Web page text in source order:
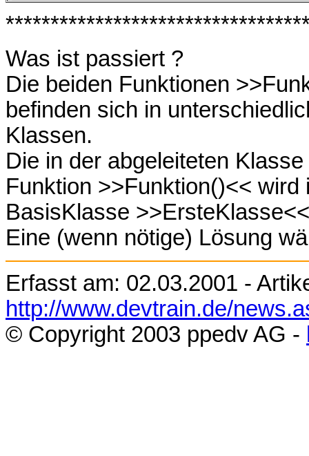
Was ist passiert ?
Die beiden Funktionen
befinden sich in
Klassen.
Die in der abgeleiteten
Funktion >>Funktion()<< wird
BasisKlasse
Eine (wenn nötige) Lösung
Erfasst am: 02.03.2001 -
http://www.devtrain.de/
© Copyright 2003 ppedv AG -